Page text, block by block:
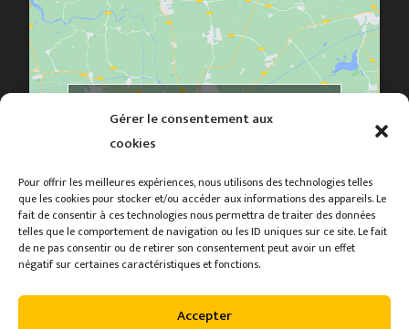
Gérer le consentement aux
cookies
Pour offrir les meilleures expériences, nous utilisons des technologies telles
que les cookies pour stocker et/ou accéder aux informations des appareils. Le
fait de consentir à ces technologies nous permettra de traiter des données
telles que le comportement de navigation ou les ID uniques sur ce site. Le fait
de ne pas consentir ou de retirer son consentement peut avoir un effet
négatif sur certaines caractéristiques et fonctions.
Accepter
activer ce contenu
Mentions légales, ©Mairie de Plumaudan